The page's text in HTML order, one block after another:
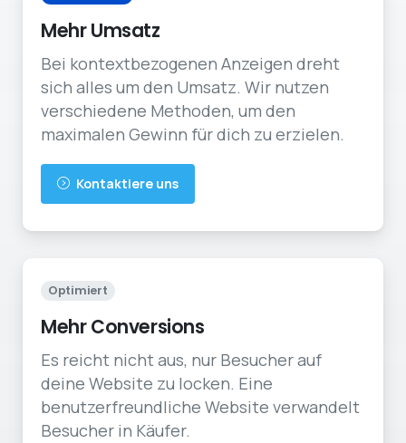
Mehr Umsatz
Bei kontextbezogenen Anzeigen dreht
sich alles um den Umsatz. Wir nutzen
verschiedene Methoden, um den
maximalen Gewinn für dich zu erzielen.
Kontaktiere uns
Optimiert
Mehr Conversions
Es reicht nicht aus, nur Besucher auf
deine Website zu locken. Eine
benutzerfreundliche Website verwandelt
Besucher in Käufer.